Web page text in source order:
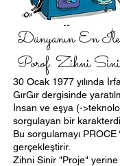
Dünyanın En
Porof. Zihni
30 Ocak 1977 yılında
GırGır dergisinde
İnsan ve eşya (-
sorgulayan bir
Bu sorgulamayı PROCE
gerçekleştirir.
Zihni Sinir "Proje"